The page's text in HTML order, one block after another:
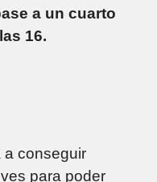
a un cuarto
16.
a conseguir
para poder